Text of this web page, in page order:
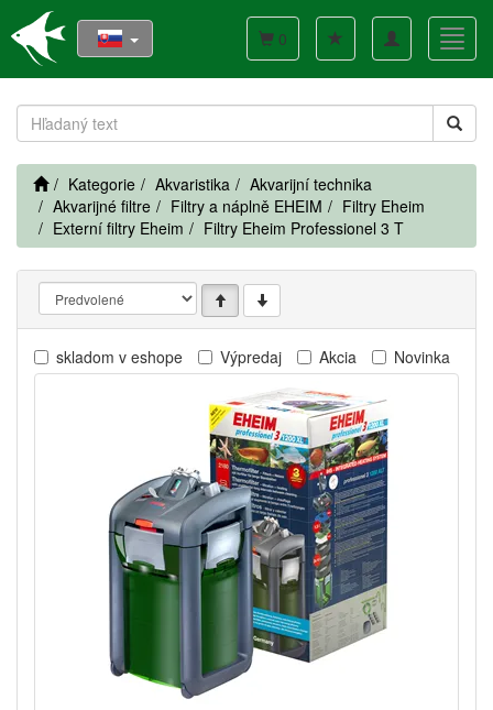
Toggle
navigation
0
Kategorie Akvaristika
Akvarijní technika
Akvarijné filtre
Filtry a náplně EHEIM
Filtry Eheim
Externí filtry Eheim
Filtry Eheim Professionel 3 T
skladom v eshope Výpredaj Akcia Novinka